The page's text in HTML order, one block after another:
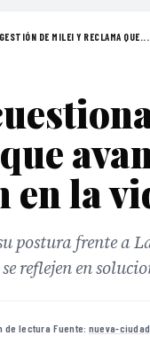
DE MILEI Y RECLAMA QUE...
en la
postura frente a
reflejen en
de lectura·Fuente: nueva-